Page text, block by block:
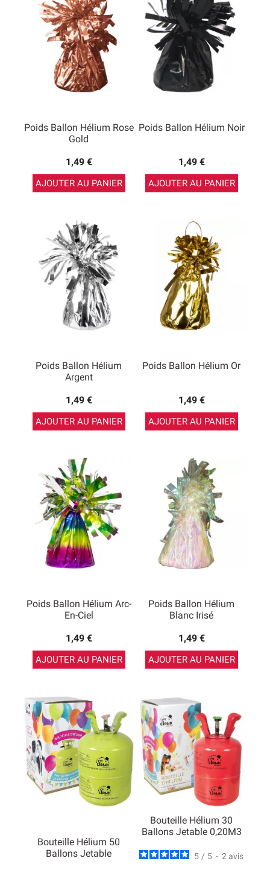
Poids Ballon Hélium Rose
Gold
1,49 €
AJOUTER AU PANIER
Poids Ballon Hélium Noir
1,49 €
AJOUTER AU PANIER
Poids Ballon Hélium
Argent
1,49 €
AJOUTER AU PANIER
Poids Ballon Hélium Or
1,49 €
AJOUTER AU PANIER
Poids Ballon Hélium Arc-
En-Ciel
1,49 €
AJOUTER AU PANIER
Poids Ballon Hélium
Blanc Irisé
1,49 €
AJOUTER AU PANIER
Bouteille Hélium 50
Ballons Jetable
Bouteille Hélium 30
Ballons Jetable 0,20M3
5 / 5 - 2 avis